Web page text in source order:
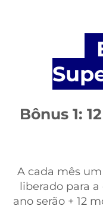
Bônus 1:
A cada mês
liberado para
ano serão + 12